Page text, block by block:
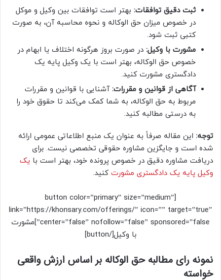
ثبت دقیق توافقات: بهتر است توافقات بین وکیل و موکل
در خصوص میزان حق الوکاله و نحوه محاسبه آن، به صورت
کتبی ثبت شود.
مشورت با وکیل: در صورت بروز هرگونه اختلاف یا ابهام در
خصوص حق الوکاله، بهتر است با یک وکیل پایه یک
دادگستری مشورت کنید.
آگاهی از قوانین و مقررات:آشنایی با قوانین و مقررات
مربوط به حق الوکاله، به شما کمک می‌کند تا حقوق خود را
به درستی مطالبه کنید.
توجه: این مقاله صرفاً به عنوان یک منبع اطلاعاتی عمومی ارائه
شده است و جایگزین مشاوره حقوقی تخصصی نیست. برای
دریافت مشاوره دقیق در خصوص پرونده خود، بهتر است با یک
وکیل پایه یک دادگستری مشورت کنید.
[button color=”primary” size=”medium”
link=”https://khonsary.com/offerings/” icon=”” target=”true”
center=”false” nofollow=”false” sponsored=”false”]مشورت
با وکیل[/button]
نمونه رای مطالبه حق الوکاله بر اساس ارزش واقعی
خواسته